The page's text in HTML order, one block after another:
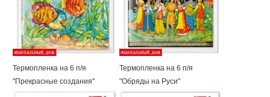
Термопленка на 6 п/я
"Прекрасные создания"
Термопленка на 6 п/я
"Обряды на Руси"